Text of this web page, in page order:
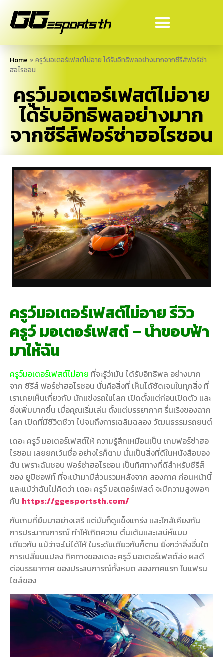
Home » ครูว์มอเตอร์เฟสต์ไม่อาย ได้รับอิทธิพลอย่างมากจากซีรีส์ฟอร์ซ่า
ฮอไรซอน
ครูว์มอเตอร์เฟสต์ไม่อาย
ได้รับอิทธิพลอย่างมาก
จากซีรีส์ฟอร์ซ่าฮอไรซอน
ครูว์มอเตอร์เฟสต์ไม่อาย รีวิว
ครูว์ มอเตอร์เฟสต์ – นำขอบฟ้า
มาให้ฉัน
ครูว์มอเตอร์เฟสต์ไม่อาย ที่จะรู้ว่ามัน ได้รับอิทธิพล อย่างมาก
จาก ซีรีส์ ฟอร์ซ่าฮอไรซอน นั่นคือสิ่งที่ เห็นได้ชัดเจนในทุกสิ่ง ที่
เราเคยเห็นเกี่ยวกับ นักแข่งรถในโลก เปิดตั้งแต่ก่อนเปิดตัว และ
ยิ่งเพิ่มมากขึ้น เมื่อคุณเริ่มเล่น ตั้งแต่บรรยากาศ รื่นเริงของฉาก
โลก เปิดที่มีชีวิตชีวา ไปจนถึงการเฉลิมฉลอง วัฒนธรรมรถยนต์
เดอะ ครูว์ มอเตอร์เฟสต์ให้ ความรู้สึกเหมือนเป็น เกมฟอร์ซ่าฮอ
ไรซอน เลยยกเว้นชื่อ อย่างไรก็ตาม นั่นเป็นสิ่งที่ดีในหนังสือของ
ฉัน เพราะฉันชอบ ฟอร์ซ่าฮอไรซอน เป็นทิศทางที่ดีสำหรับซีรีส์
ของ ยูบิซอฟท์ ที่จะเข้ามามีส่วนร่วมหลังจาก สองภาค ก่อนหน้านี้
และแม้ว่าฉันไม่คิดว่า เดอะ ครูว์ มอเตอร์เฟสต์ จะมีความสูงพอๆ
กัน https://ggesportsth.com/
กับเกมที่ยืมมาอย่างเสรี แต่มันก็ดูแข็งแกร่ง และใกล้เคียงกัน
การประมาณการณ์ ทำให้เกิดความ ตื่นเต้นและเสน่ห์แบบ
เดียวกัน แม้ว่าจะไม่ได้ให้ ในระดับเดียวกันก็ตาม ยิ่งกว่าสิ่งอื่นใด
การเปลี่ยนแปลง ทิศทางของเดอะ ครูว์ มอเตอร์เฟสต์ส่ง ผลดี
ต่อบรรยากาศ ของประสบการณ์ทั้งหมด สองภาคแรก ในแฟรน
ไชส์ของ